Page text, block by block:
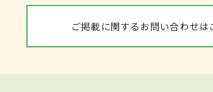
ご掲載に関するお問い合わせは